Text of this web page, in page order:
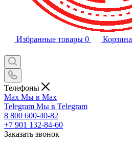
Избранные товары 0 Корзина
Телефоны
Max Мы в Max
Telegram Мы в Telegram
8 800 600-40-82
+7 901 132-84-60
Заказать звонок